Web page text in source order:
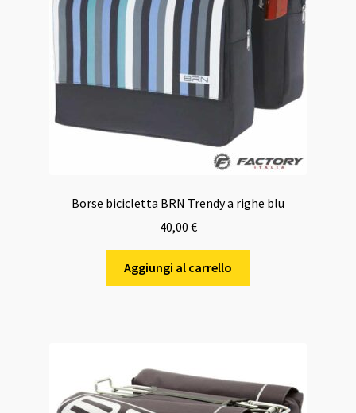
Borse bicicletta BRN Trendy a righe blu
40,00 €
Aggiungi al carrello